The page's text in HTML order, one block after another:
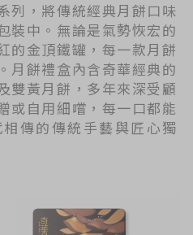
列，將傳統經典月餅口味
裝中。無論是氣勢恢宏的
的金頂鐵罐，每一款月餅
月餅禮盒內含奇華經典的
雙黃月餅，多年來深受顧
或自用細嚐，每一口都能
傳的傳統手藝與匠心獨